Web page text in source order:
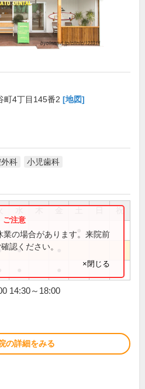
町4丁目145番2 [地図]
科 小児歯科
祝
●
の場合があります。来院前
認ください。
×閉じる
14:30～18:00
の詳細をみる